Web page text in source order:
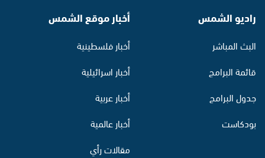
راديو الشمس
البث المباشر
قائمة البرامج
جدول البرامج
بودكاست
أخبار موقع الشمس
أخبار فلسطينية
أخبار اسرائيلية
أخبار عربية
أخبار عالمية
مقالات رأي